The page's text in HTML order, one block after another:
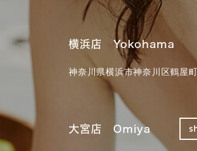
横浜店 Yokohama
神奈川県横浜市神奈川区鶴屋
大宮店 Omiya